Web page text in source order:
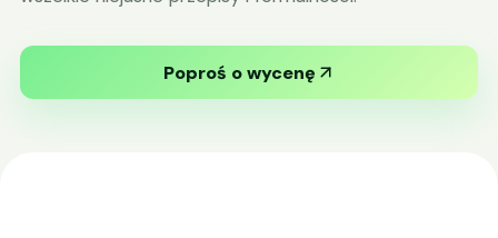
Poproś o wycenę